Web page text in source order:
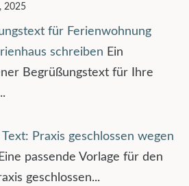
2025
für Ferienwohnung
schreiben Ein
Begrüßungstext für Ihre
Praxis geschlossen wegen
Eine passende Vorlage für den
geschlossen...